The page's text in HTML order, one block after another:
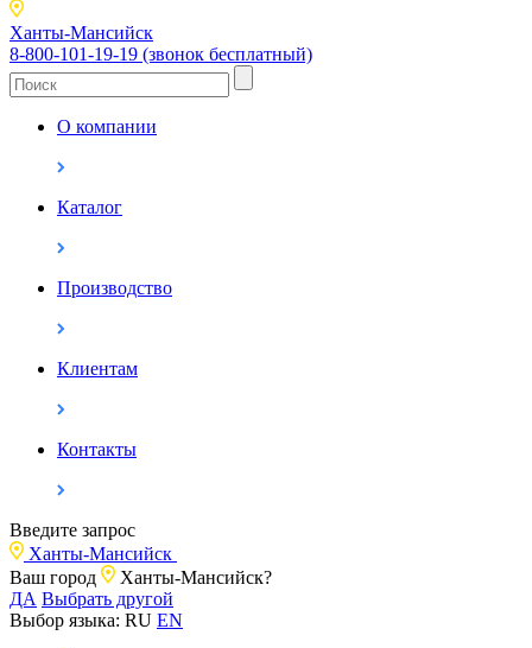
Ханты-Мансийск
8-800-101-19-19 (звонок бесплатный)
О компании
Каталог
Производство
Клиентам
Контакты
Введите запрос
Ханты-Мансийск
Ваш город
Ханты-Мансийск?
ДА Выбрать другой
Выбор языка: RU EN